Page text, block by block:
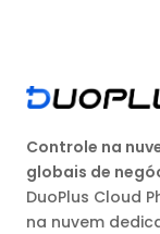
Controle na
globais de
DuoPlus Cloud
na nuvem